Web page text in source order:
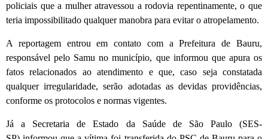
policiais que a mulher atravessou a rodovia repentinamente, o que
teria impossibilitado qualquer manobra para evitar o atropelamento.
A reportagem entrou em contato com a Prefeitura de Bauru,
responsável pelo Samu no município, que informou que apura os
fatos relacionados ao atendimento e que, caso seja constatada
qualquer irregularidade, serão adotadas as devidas providências,
conforme os protocolos e normas vigentes.
Já a Secretaria de Estado da Saúde de São Paulo (SES-